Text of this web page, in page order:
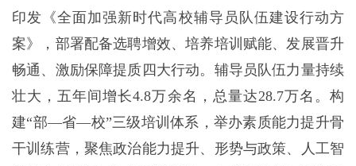
印发《全面加强新时代高校辅导员队伍建设行动方
案》，部署配备选聘增效、培养培训赋能、发展晋升
畅通、激励保障提质四大行动。辅导员队伍力量持续
壮大，五年间增长4.8万余名，总量达28.7万名。构
建“部—省—校”三级培训体系，举办素质能力提升骨
干训练营，聚焦政治能力提升、形势与政策、人工智